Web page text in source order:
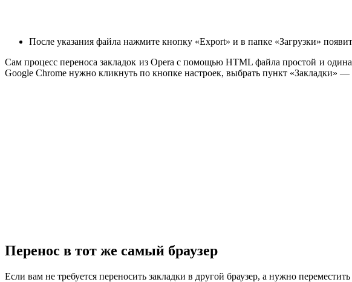
После указания файла нажмите кнопку «Export» и в папке «Загрузки»
Сам процесс переноса закладок из Opera с помощью HTML файла простой и
Google Chrome нужно кликнуть по кнопке настроек, выбрать пункт «Закладки»
Перенос в тот же самый браузер
Если вам не требуется переносить закладки в другой браузер, а нужно